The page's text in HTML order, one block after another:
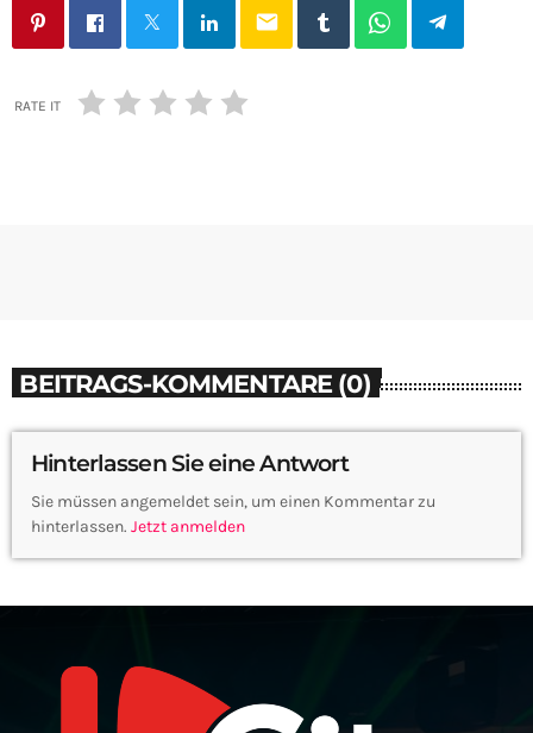
email
RATE IT
BEITRAGS-KOMMENTARE (0)
Hinterlassen Sie eine Antwort
Sie müssen angemeldet sein, um einen Kommentar zu
hinterlassen. Jetzt anmelden